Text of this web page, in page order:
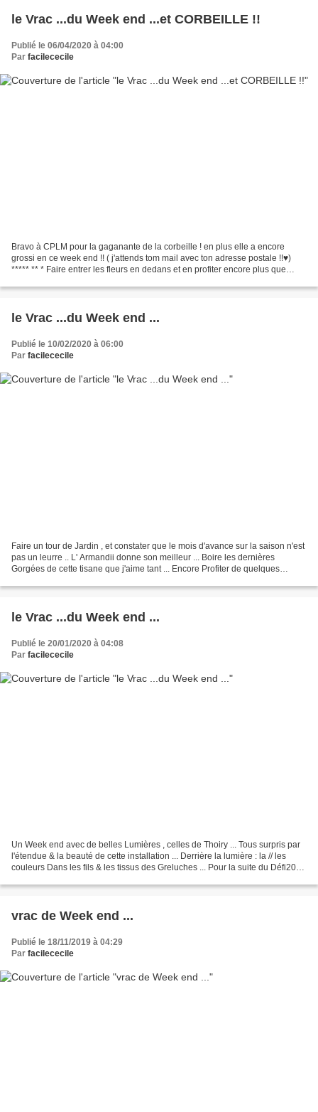
le Vrac ...du Week end ...et CORBEILLE !!
Publié le 06/04/2020 à 04:00
Par facilececile
Bravo à CPLM pour la gaganante de la corbeille ! en plus elle a encore
grossi en ce week end !! ( j'attends tom mail avec ton adresse postale !!♥)
***** ** * Faire entrer les fleurs en dedans et en profiter encore plus que
le Vrac ...du Week end ...
Publié le 10/02/2020 à 06:00
Par facilececile
Faire un tour de Jardin , et constater que le mois d'avance sur la saison n'est
pas un leurre .. L' Armandii donne son meilleur ... Boire les dernières
Gorgées de cette tisane que j'aime tant ... Encore Profiter de quelques
le Vrac ...du Week end ...
Publié le 20/01/2020 à 04:08
Par facilececile
Un Week end avec de belles Lumières , celles de Thoiry ... Tous surpris par
l'étendue & la beauté de cette installation ... Derrière la lumière : la // les
couleurs Dans les fils & les tissus des Greluches ... Pour la suite du Défi2020
vrac de Week end ...
Publié le 18/11/2019 à 04:29
Par facilececile